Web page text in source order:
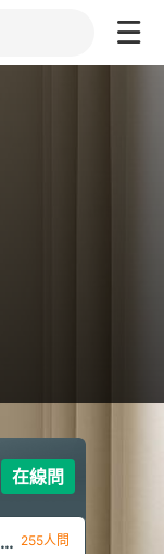
在線問
我最近想買PS5，但聽說它超大一台，我家電視櫃的格子深度只有30公分，這樣放得下嗎？ 255人問